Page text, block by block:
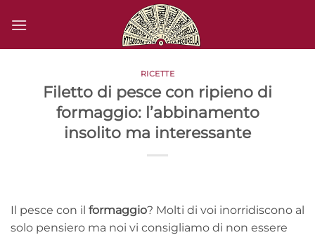
RICETTE
Filetto di pesce con ripieno di
formaggio: l’abbinamento
insolito ma interessante
Il pesce con il formaggio? Molti di voi inorridiscono al
solo pensiero ma noi vi consigliamo di non essere